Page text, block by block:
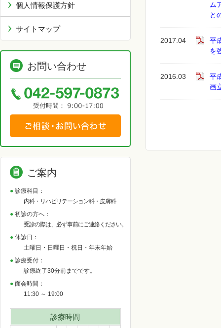
ム
と
2017.04
平
を
2016.03
平
画
個人情報保護方針
サイトマップ
お問い合わせ
ご案内
診療科目：
内科・リハビリテーション科・皮膚科
初診の方へ：
受診の際は、必ず事前にご連絡ください。
休診日：
土曜日・日曜日・祝日・年末年始
診療受付：
診療終了30分前までです。
面会時間：
11:30 ～ 19:00
診療時間